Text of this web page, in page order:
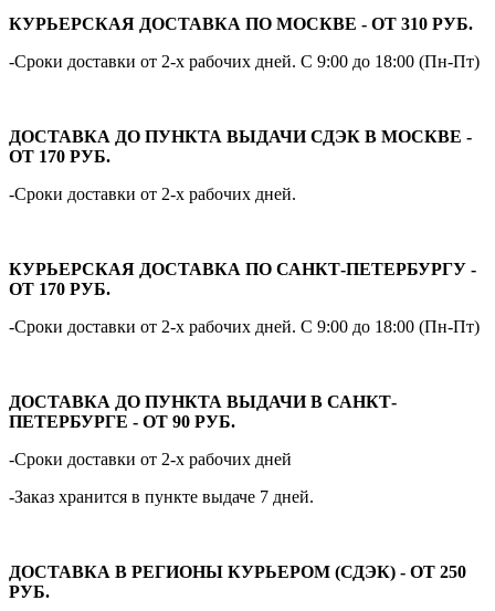
КУРЬЕРСКАЯ ДОСТАВКА ПО МОСКВЕ - ОТ 310 РУБ.
-Сроки доставки от 2-х рабочих дней. С 9:00 до 18:00 (Пн-Пт)
ДОСТАВКА ДО ПУНКТА ВЫДАЧИ СДЭК В МОСКВЕ -
ОТ 170 РУБ.
-Сроки доставки от 2-х рабочих дней.
КУРЬЕРСКАЯ ДОСТАВКА ПО САНКТ-ПЕТЕРБУРГУ -
ОТ 170 РУБ.
-Сроки доставки от 2-х рабочих дней. С 9:00 до 18:00 (Пн-Пт)
ДОСТАВКА ДО ПУНКТА ВЫДАЧИ В САНКТ-
ПЕТЕРБУРГЕ - ОТ 90 РУБ.
-Сроки доставки от 2-х рабочих дней
-Заказ хранится в пункте выдаче 7 дней.
ДОСТАВКА В РЕГИОНЫ КУРЬЕРОМ (СДЭК) - ОТ 250
РУБ.